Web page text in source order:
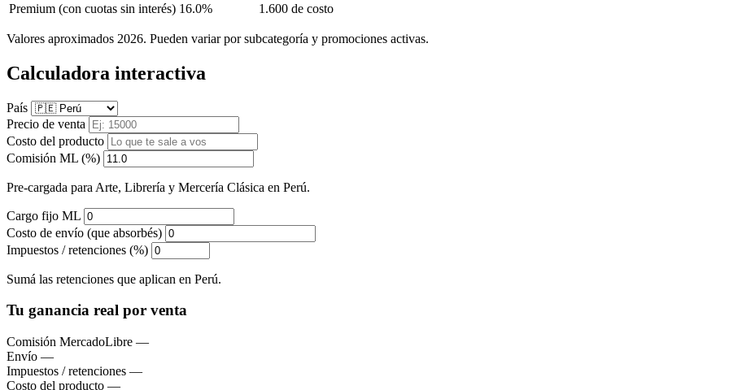
Premium (con cuotas sin interés) 16.0% 1.600 de costo
Valores aproximados 2026. Pueden variar por subcategoría y promociones activas.
Calculadora interactiva
País
Precio de venta
Costo del producto
Comisión ML (%)
Pre-cargada para Arte, Librería y Mercería Clásica en Perú.
Cargo fijo ML
Costo de envío (que absorbés)
Impuestos / retenciones (%)
Sumá las retenciones que aplican en Perú.
Tu ganancia real por venta
Comisión MercadoLibre —
Envío —
Impuestos / retenciones —
Costo del producto —